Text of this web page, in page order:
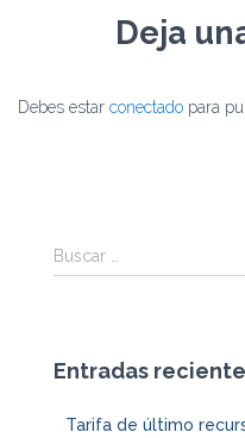
Deja
Debes estar conectado para
Buscar …
Entradas
Tarifa de último